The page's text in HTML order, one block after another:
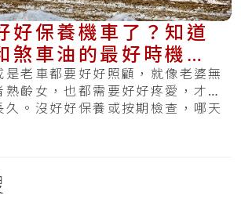
好保養機車了？知道
煞車油的最好時機，
健康
是老車都要好好照顧，就像老婆無
齡女，也都需要好好疼愛，才能
久。沒好好保養或按期檢查，哪天